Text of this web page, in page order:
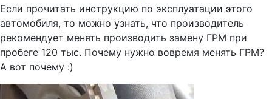
Если прочитать инструкцию по эксплуатации этого
автомобиля, то можно узнать, что производитель
рекомендует менять производить замену ГРМ при
пробеге 120 тыс. Почему нужно вовремя менять ГРМ?
А вот почему :)